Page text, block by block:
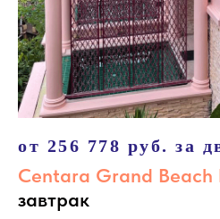
от 256 778 руб. за
Centara Grand Beach
завтрак